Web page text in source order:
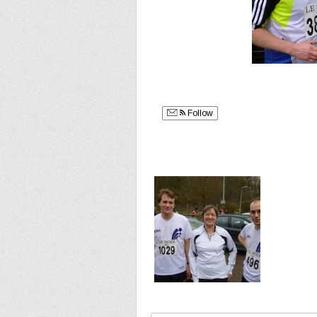
Follow